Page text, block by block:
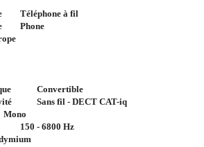
Téléphone à fil
Phone
Convertible
Sans fil - DECT CAT-iq
Mono
150 - 6800 Hz